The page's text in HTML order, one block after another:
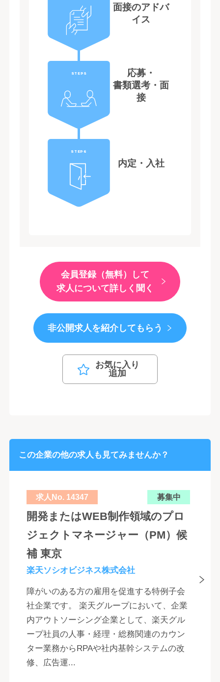
面接のアドバ
イス
STEP5
応募・
書類選考・面
接
STEP6
内定・入社
会員登録（無料）して
求人について詳しく聞く
非公開求人を紹介してもらう
お気に入り
追加
この企業の他の求人も見てみませんか？
求人No. 14347 募集中
開発またはWEB制作領域のプロ
ジェクトマネージャー（PM）候
補 東京
楽天ソシオビジネス株式会社
障がいのある方の雇用を促進する特例子会
社企業です。 楽天グループにおいて、企業
内アウトソーシング企業として、楽天グル
ープ社員の人事・経理・総務関連のカウン
ター業務からRPAや社内基幹システムの改
修、広告運...